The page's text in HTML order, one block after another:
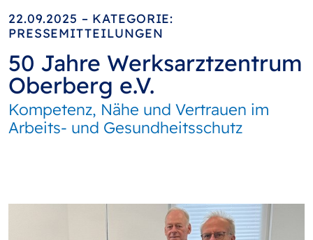
22.09.2025 – KATEGORIE:
PRESSEMITTEILUNGEN
50 Jahre Werksarztzentrum
Oberberg e.V.
Kompetenz, Nähe und Vertrauen im
Arbeits- und Gesundheitsschutz